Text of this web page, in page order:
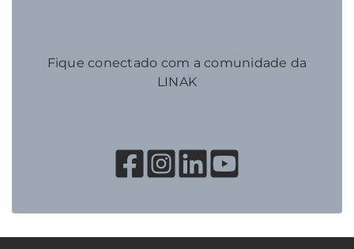
Fique conectado com a comunidade da
LINAK